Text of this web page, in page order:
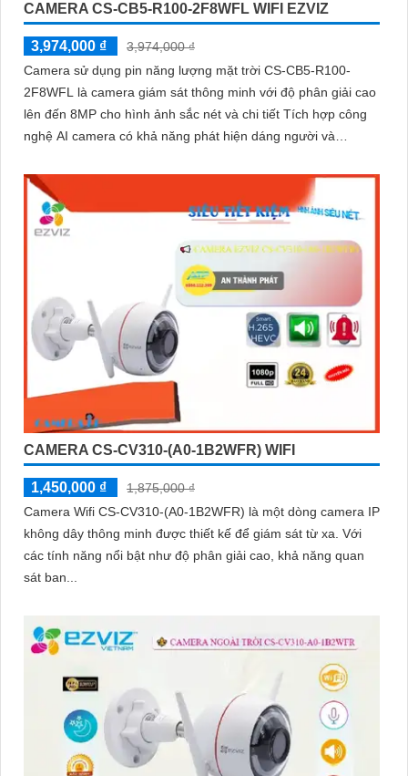
CAMERA CS-CB5-R100-2F8WFL WIFI EZVIZ
3,974,000 ₫
3,974,000 ₫
Camera sử dụng pin năng lượng mặt trời CS-CB5-R100-
2F8WFL là camera giám sát thông minh với độ phân giải cao
lên đến 8MP cho hình ảnh sắc nét và chi tiết Tích hợp công
nghệ AI camera có khả năng phát hiện dáng người và
chống nước IP65 phù hợp lắp đặt trong mọi điều kiện thời
tiết. Camera An Ninh CS-CB5-R100-2F8WFL có khả năng còi
hú, đèn chớp báo động, Wifi Không Dây, chức năng AI deep
learning phân biệt người & phương tiện
CAMERA CS-CV310-(A0-1B2WFR) WIFI
1,450,000 ₫
1,875,000 ₫
Camera Wifi CS-CV310-(A0-1B2WFR) là một dòng camera IP
không dây thông minh được thiết kế để giám sát từ xa. Với
các tính năng nổi bật như độ phân giải cao, khả năng quan
sát ban...